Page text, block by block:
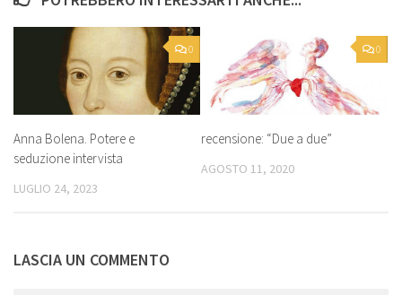
0
Anna Bolena. Potere e
seduzione intervista
LUGLIO 24, 2023
0
recensione: “Due a due”
AGOSTO 11, 2020
LASCIA UN COMMENTO